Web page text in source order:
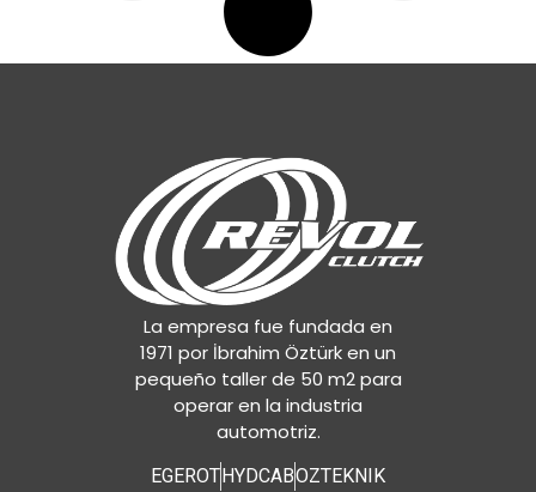
La empresa fue fundada en
1971 por İbrahim Öztürk en un
pequeño taller de 50 m2 para
operar en la industria
automotriz.
EGEROTHYDCABOZTEKNIK